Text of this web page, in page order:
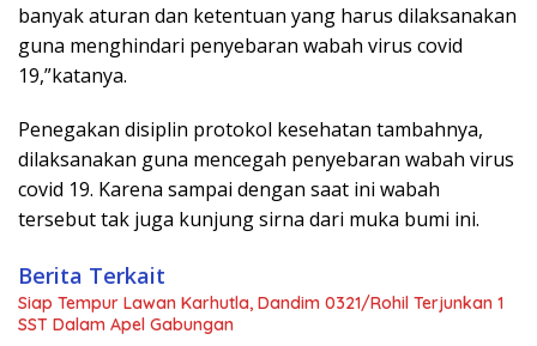
banyak aturan dan ketentuan yang harus dilaksanakan
guna menghindari penyebaran wabah virus covid
19,”katanya.
Penegakan disiplin protokol kesehatan tambahnya,
dilaksanakan guna mencegah penyebaran wabah virus
covid 19. Karena sampai dengan saat ini wabah
tersebut tak juga kunjung sirna dari muka bumi ini.
Berita Terkait
Siap Tempur Lawan Karhutla, Dandim 0321/Rohil Terjunkan 1
SST Dalam Apel Gabungan